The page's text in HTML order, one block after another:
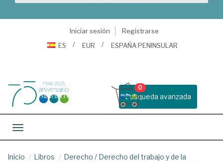
Iniciar sesión
Registrarse
ES
EUR ESPAÑA PENINSULAR
Busqueda avanzada
0
Toggle navigation
Inicio Libros Derecho / Derecho del trabajo y de la